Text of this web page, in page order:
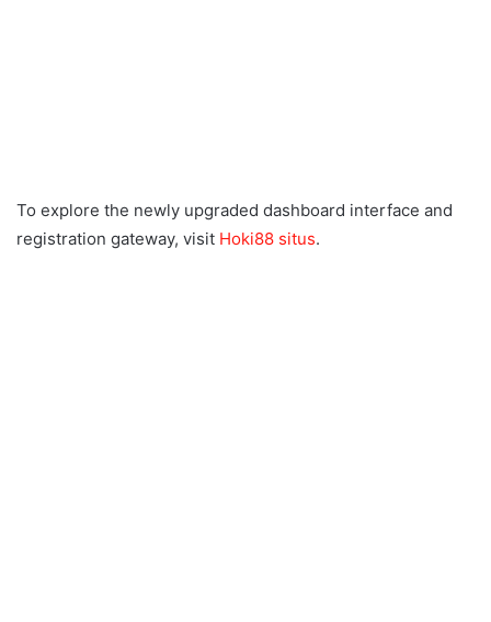
To explore the newly upgraded dashboard interface and
registration gateway, visit Hoki88 situs.